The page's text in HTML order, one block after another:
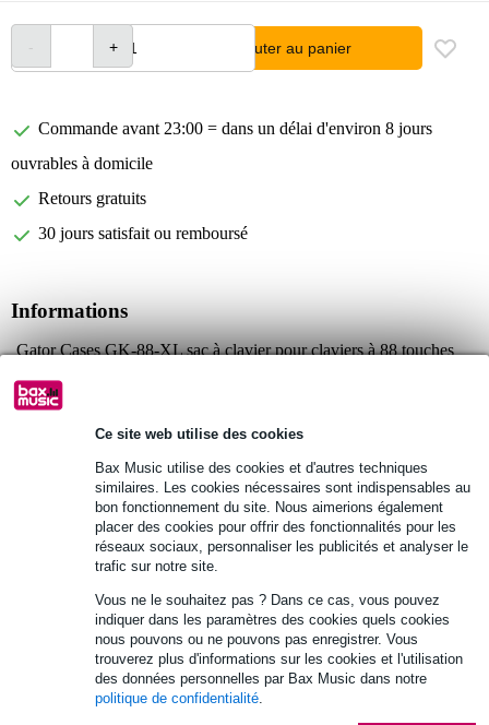
Ce site web utilise des cookies
Bax Music utilise des cookies et d'autres techniques
similaires. Les cookies nécessaires sont indispensables au
bon fonctionnement du site. Nous aimerions également
placer des cookies pour offrir des fonctionnalités pour les
réseaux sociaux, personnaliser les publicités et analyser le
trafic sur notre site.
Vous ne le souhaitez pas ? Dans ce cas, vous pouvez
indiquer dans les paramètres des cookies quels cookies
nous pouvons ou ne pouvons pas enregistrer. Vous
trouverez plus d'informations sur les cookies et l'utilisation
des données personnelles par Bax Music dans notre
politique de confidentialité
Ajouter au panier
Commande avant 23:00 = dans un délai d'environ 8 jours
ouvrables à domicile
Retours gratuits
30 jours satisfait ou remboursé
Informations
Gator Cases GK-88-XL sac à clavier pour claviers à 88 touches
Couleur : noir Construction : nylon robuste avec armature
intérieure renforcée en polyéthylène
doublure : tricot et mousse souple
Afficher toutes les caractéristiques du produit
Autres variantes (3)